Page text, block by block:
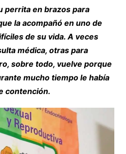
perrita en brazos para
la acompañó en uno de
de su vida. A veces
médica, otras para
sobre todo, vuelve porque
mucho tiempo le había
contención.